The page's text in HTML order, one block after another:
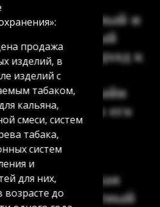
– это стильный и
который
подход к
Его
дизайн
делая его
атмосферы.
акриловая
эффектный
продажа
изделий, в
изделий с
табаком,
кальяна,
смеси, систем
табака,
систем
и
для них,
возрасте до